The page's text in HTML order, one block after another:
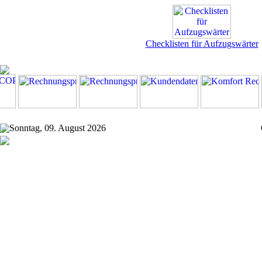
Checklisten für Aufzugswärter
Sonntag, 09. August 2026